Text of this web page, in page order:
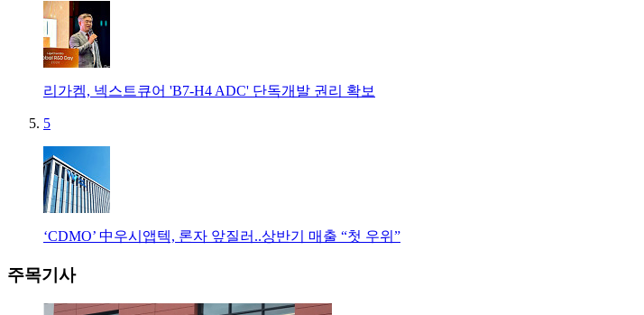
리가켐, 넥스트큐어 'B7-H4 ADC' 단독개발 권리 확보
5
‘CDMO’ 中우시앱텍, 론자 앞질러..상반기 매출 “첫 우위”
주목기사